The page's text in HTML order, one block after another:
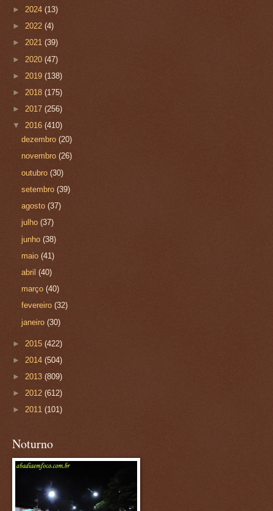
► 2024 (13)
► 2022 (4)
► 2021 (39)
► 2020 (47)
► 2019 (138)
► 2018 (175)
► 2017 (256)
▼ 2016 (410)
dezembro(20)
novembro(26)
outubro(30)
setembro(39)
agosto(37)
julho(37)
junho(38)
maio(41)
abril(40)
março(40)
fevereiro(32)
janeiro(30)
► 2015 (422)
► 2014 (504)
► 2013 (809)
► 2012 (612)
► 2011 (101)
Noturno